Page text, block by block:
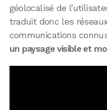
géolocalisé de
traduit donc les
communications
un paysage visible et